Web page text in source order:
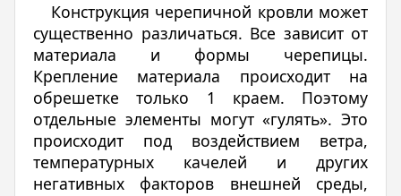
Конструкция черепичной кровли может
существенно различаться. Все зависит от
материала и формы черепицы.
Крепление материала происходит на
обрешетке только 1 краем. Поэтому
отдельные элементы могут «гулять». Это
происходит под воздействием ветра,
температурных качелей и других
негативных факторов внешней среды,